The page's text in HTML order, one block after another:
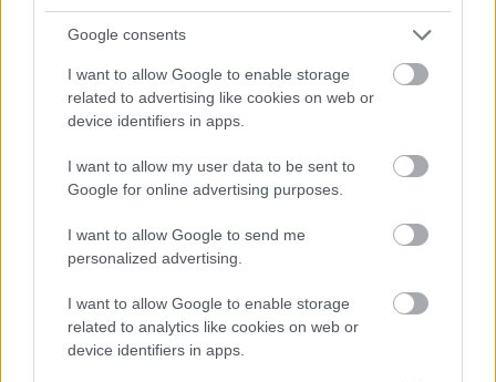
Google consents
I want to allow Google to enable storage
related to advertising like cookies on web or
device identifiers in apps.
I want to allow my user data to be sent to
Google for online advertising purposes.
I want to allow Google to send me
personalized advertising.
I want to allow Google to enable storage
related to analytics like cookies on web or
device identifiers in apps.